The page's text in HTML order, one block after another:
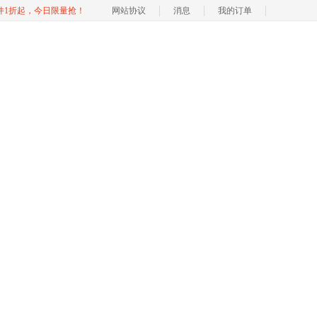
1折起，今日限量抢！ 网站协议 消息 我的订单